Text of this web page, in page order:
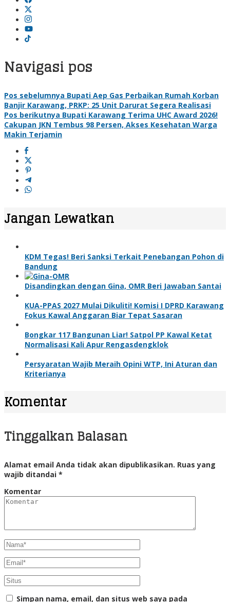
Navigasi pos
Pos sebelumnya Bupati Aep Gas Perbaikan Rumah Korban
Banjir Karawang, PRKP: 25 Unit Darurat Segera Realisasi
Pos berikutnya Bupati Karawang Terima UHC Award 2026!
Cakupan JKN Tembus 98 Persen, Akses Kesehatan Warga
Makin Terjamin
Jangan Lewatkan
KDM Tegas! Beri Sanksi Terkait Penebangan Pohon di
Bandung
Disandingkan dengan Gina, OMR Beri Jawaban Santai
KUA-PPAS 2027 Mulai Dikuliti! Komisi I DPRD Karawang
Fokus Kawal Anggaran Biar Tepat Sasaran
Bongkar 117 Bangunan Liar! Satpol PP Kawal Ketat
Normalisasi Kali Apur Rengasdengklok
Persyaratan Wajib Meraih Opini WTP, Ini Aturan dan
Kriterianya
Komentar
Tinggalkan Balasan
Alamat email Anda tidak akan dipublikasikan. Ruas yang
wajib ditandai *
Komentar
Simpan nama, email, dan situs web saya pada